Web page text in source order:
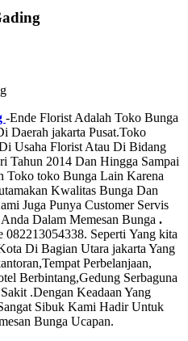
-Ende Florist Adalah Toko Bunga
Daerah jakarta Pusat.Toko
Usaha Florist Atau Di Bidang
Tahun 2014 Dan Hingga Sampai
Toko toko Bunga Lain Karena
Kwalitas Bunga Dan
Juga Punya Customer Servis
Dalam Memesan Bunga .
Seperti Yang kita
Di Bagian Utara jakarta Yang
Perbelanjaan,
Berbintang,Gedung Serbaguna
.Dengan Keadaan Yang
Sibuk Kami Hadir Untuk
Bunga Ucapan.